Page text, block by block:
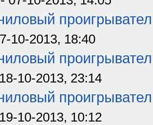
10-2013, 18:40
10-2013, 23:14
10-2013, 10:12